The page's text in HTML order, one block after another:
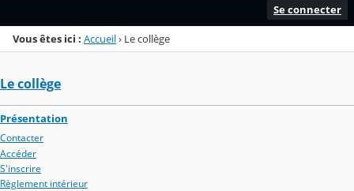
Se connecter
Vous êtes ici : Accueil› Le collège
Le collège
Présentation
Contacter
Accéder
S'inscrire
Règlement intérieur